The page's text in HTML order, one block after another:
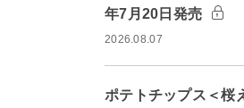
年7月20日発売
2026.08.07
ポテトチップス＜